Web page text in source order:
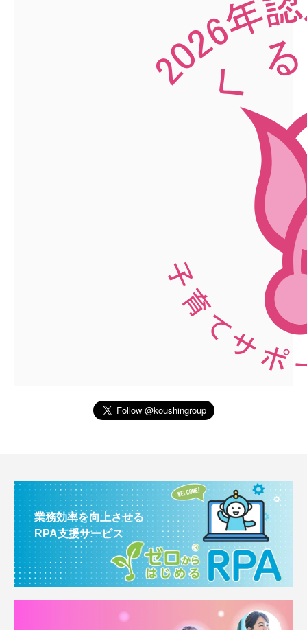
業務効率を向上させる
RPA支援サービス